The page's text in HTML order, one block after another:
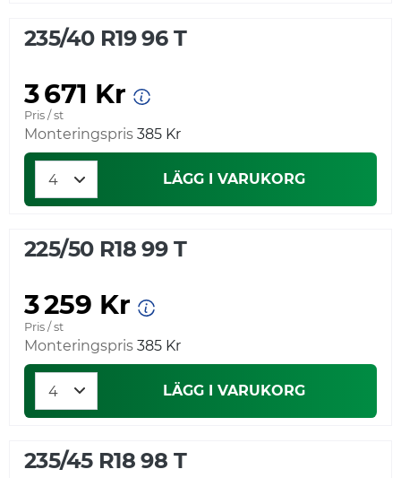
235/40 R19 96 T
3 671 Kr
Pris / st
Monteringspris 385 Kr
LÄGG I VARUKORG
225/50 R18 99 T
3 259 Kr
Pris / st
Monteringspris 385 Kr
LÄGG I VARUKORG
235/45 R18 98 T